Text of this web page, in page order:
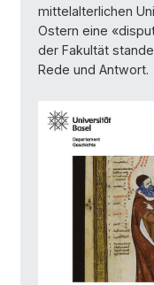
mittelalterlichen
Ostern eine
der Fakultät
Rede und Antwort.